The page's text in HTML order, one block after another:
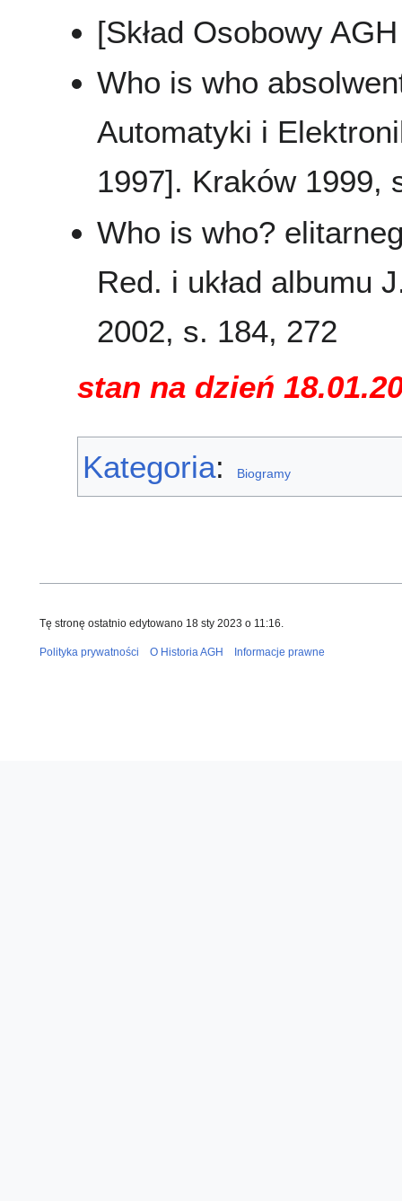
[Skład Osobowy
Who is who
Automatyki i
1997]. Kraków 1999,
Who is who?
Red. i układ albumu
2002, s. 184, 272
stan na dzień
Kategoria: Biogramy
Tę stronę ostatnio edytowano 18 sty 2023 o 11:16.
Polityka prywatności O Historia AGH Informacje prawne